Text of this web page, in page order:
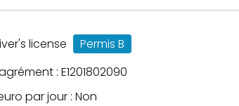
license
Permis B
: E1201802090
par jour : Non